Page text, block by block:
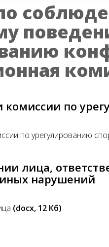
комиссии по
по урегулированию
лица,
нарушений
(docx, 12 Кб)